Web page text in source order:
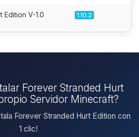
Edition V-1.0 1.10.2
Forever Stranded Hurt
Servidor Minecraft?
Forever Stranded Hurt Edition con
1 clic!